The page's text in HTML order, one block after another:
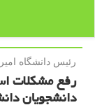
رئیس دانشگاه
رفع مشکلات
دانشجویان